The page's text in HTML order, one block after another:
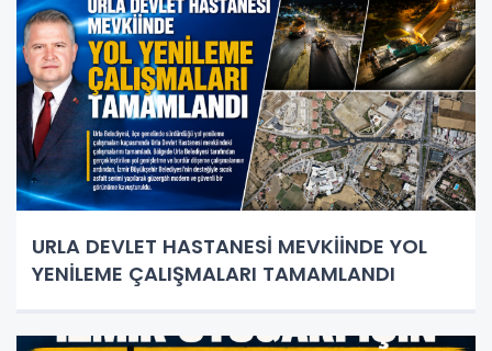
URLA DEVLET HASTANESİ MEVKİİNDE YOL
YENİLEME ÇALIŞMALARI TAMAMLANDI